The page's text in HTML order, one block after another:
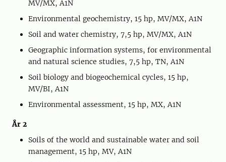
MV/MX, A1N
Environmental geochemistry, 15 hp, MV/MX, A1N
Soil and water chemistry, 7,5 hp, MV/MX, A1N
Geographic information systems, for environmental
and natural science studies, 7,5 hp, TN, A1N
Soil biology and biogeochemical cycles, 15 hp,
MV/BI, A1N
Environmental assessment, 15 hp, MX, A1N
År 2
Soils of the world and sustainable water and soil
management, 15 hp, MV, A1N